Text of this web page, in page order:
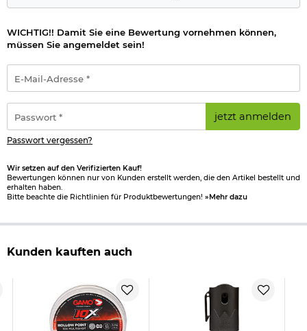
WICHTIG!! Damit Sie eine Bewertung vornehmen können,
müssen Sie angemeldet sein!
Mail-
Adresse
*
jetzt anmelden
Passwort vergessen?
Wir setzen auf den Verifizierten Kauf!
Bewertungen können nur von Kunden erstellt werden, die den Artikel bestellt und
erhalten haben.
Bitte beachte die Richtlinien für Produktbewertungen! »Mehr dazu
Kunden kauften auch